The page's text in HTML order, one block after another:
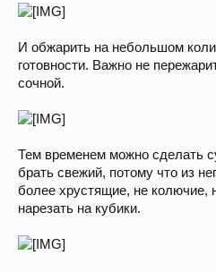
И обжарить на небольшом
готовности. Важно не
сочной.
Тем временем можно сделать
брать свежий, потому что из
более хрустящие, не колючие,
нарезать на кубики.